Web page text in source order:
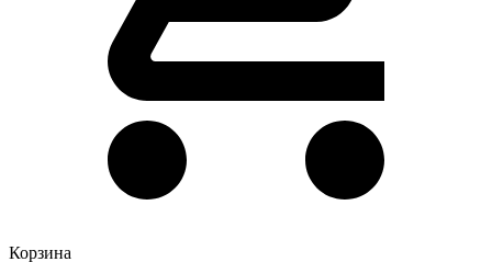
Корзина